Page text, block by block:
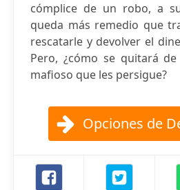
cómplice de un robo, a
queda más remedio que
rescatarle y devolver el
Pero, ¿cómo se quitará
mafioso que les persigue?
Opciones de